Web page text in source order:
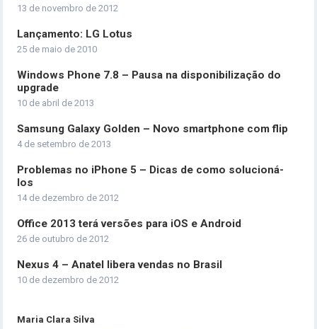
13 de novembro de 2012
Lançamento: LG Lotus
25 de maio de 2010
Windows Phone 7.8 – Pausa na disponibilização do
upgrade
10 de abril de 2013
Samsung Galaxy Golden – Novo smartphone com flip
4 de setembro de 2013
Problemas no iPhone 5 – Dicas de como solucioná-
los
14 de dezembro de 2012
Office 2013 terá versões para iOS e Android
26 de outubro de 2012
Nexus 4 – Anatel libera vendas no Brasil
10 de dezembro de 2012
Maria Clara Silva